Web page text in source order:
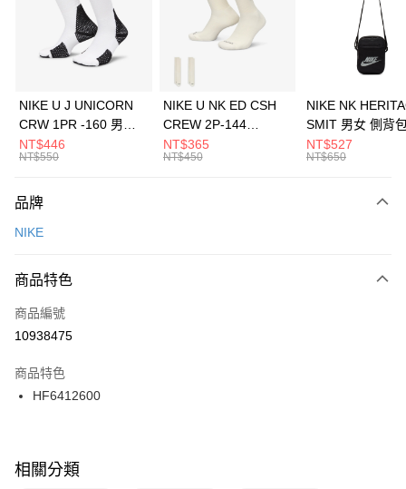
合作金庫商業銀行
第一商業銀行
華南商業銀行
彰化商業銀行
上海商業儲蓄銀行
元大商業銀行
台灣樂天信用卡公司
Apple Pay
全盈+PAY
AFTEE先享後付
【關於「AFTEE先享後付」】
便利好安心！
３．安心：先確認商品／服務後，再付款。
【「AFTEE先享後付」結帳流程】
１．於結帳方式選擇「AFTEE先享後付」後，將跳轉至「AFTEE先享後付」
２．訂單成立數日內，您將收到繳費通知簡訊。
３．收到繳費通知簡訊後14天內，點擊此簡訊中的連結，可透過四大超商／
ATM／網路銀行／等多元方式進行付款，方視為交易完成。
※ 交易是否成功請以「AFTEE先享後付 」之結帳頁面顯示為準，若有關於
是否繳費成功／繳費後需取消欲退款等相關疑問，請聯繫「AFTEE先享後付
運送方式
每筆NT$100，滿NT$1,500(含以上)免運費
宅配
每筆NT$100，滿NT$1,500(含以上)免運費
NIKE U J UNICORN
CRW 1PR -160 男女
中統襪 FZ3393100
NT$446
NT$550
NIKE U NK ED CSH
CREW 2P-144
EMBRDY 男女 短統襪
FZ3073133
NT$365
NT$450
NIKE NK
SMIT 男女 側背
BA5871010
NT$527
NT$650
品牌
NIKE
商品特色
商品編號
10938475
商品特色
HF6412600
相關分類